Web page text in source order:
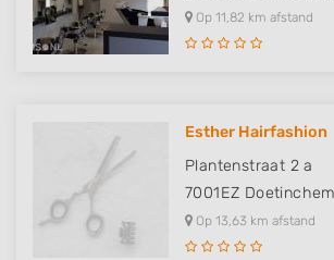
Op 11,82 km afstand
Esther Hairfashion
Plantenstraat 2 a
7001EZ Doetinchem
Op 13,63 km afstand